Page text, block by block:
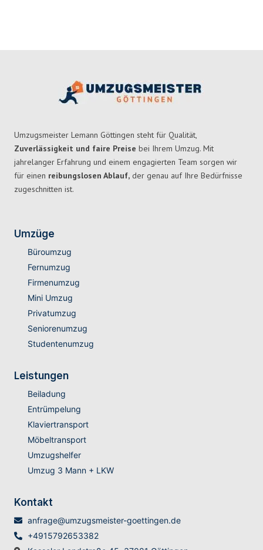
Umzugsmeister Lemann Göttingen steht für Qualität,
Zuverlässigkeit und faire Preise bei Ihrem Umzug. Mit
jahrelanger Erfahrung und einem engagierten Team sorgen wir
für einen reibungslosen Ablauf, der genau auf Ihre Bedürfnisse
zugeschnitten ist.
Umzüge
Büroumzug
Fernumzug
Firmenumzug
Mini Umzug
Privatumzug
Seniorenumzug
Studentenumzug
Leistungen
Beiladung
Entrümpelung
Klaviertransport
Möbeltransport
Umzugshelfer
Umzug 3 Mann + LKW
Kontakt
anfrage@umzugsmeister-goettingen.de
+4915792653382